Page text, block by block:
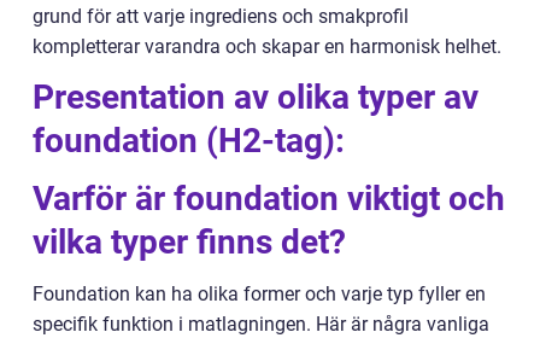
grund för att varje ingrediens och smakprofil
kompletterar varandra och skapar en harmonisk helhet.
Presentation av olika typer av
foundation (H2-tag):
Varför är foundation viktigt och
vilka typer finns det?
Foundation kan ha olika former och varje typ fyller en
specifik funktion i matlagningen. Här är några vanliga